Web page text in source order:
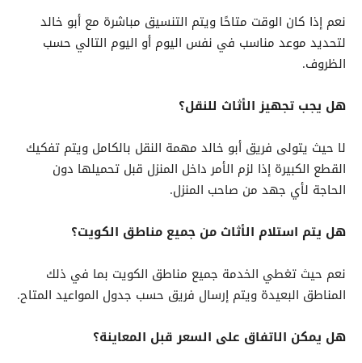
نعم إذا كان الوقت متاحًا ويتم التنسيق مباشرة مع أبو خالد
لتحديد موعد مناسب في نفس اليوم أو اليوم التالي حسب
الظروف.
هل يجب تجهيز الأثاث للنقل؟
لا حيث يتولى فريق أبو خالد مهمة النقل بالكامل ويتم تفكيك
القطع الكبيرة إذا لزم الأمر داخل المنزل قبل تحميلها دون
الحاجة لأي جهد من صاحب المنزل.
هل يتم استلام الأثاث من جميع مناطق الكويت؟
نعم حيث تغطي الخدمة جميع مناطق الكويت بما في ذلك
المناطق البعيدة ويتم إرسال فريق حسب جدول المواعيد المتاح.
هل يمكن الاتفاق على السعر قبل المعاينة؟